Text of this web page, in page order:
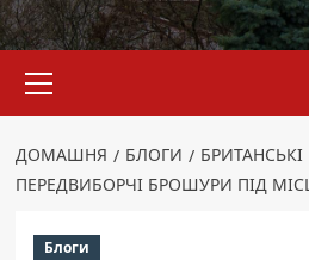
меню
ДОМАШНЯ БЛОГИ
ПЕРЕДВИБОРЧІ БРОШУРИ ПІД
Блоги